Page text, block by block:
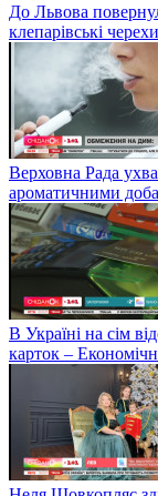
До Львова
клепарівські черехи
Верховна Рада
ароматичними
В Україні на сім
карток –